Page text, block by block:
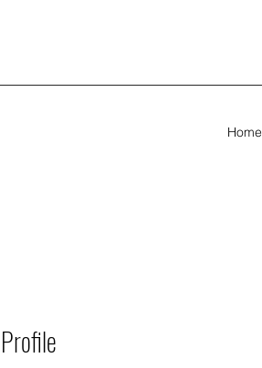
Home
Profile